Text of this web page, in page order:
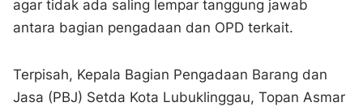
agar tidak ada saling lempar tanggung jawab
antara bagian pengadaan dan OPD terkait.
Terpisah, Kepala Bagian Pengadaan Barang dan
Jasa (PBJ) Setda Kota Lubuklinggau, Topan Asmar